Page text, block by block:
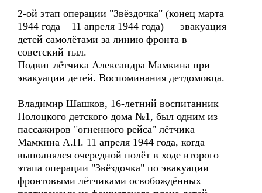
2-ой этап операции "Звёздочка" (конец марта
1944 года – 11 апреля 1944 года) — эвакуация
детей самолётами за линию фронта в
советский тыл.
Подвиг лётчика Александра Мамкина при
эвакуации детей. Воспоминания детдомовца.
Владимир Шашков, 16-летний воспитанник
Полоцкого детского дома №1, был одним из
пассажиров "огненного рейса" лётчика
Мамкина А.П. 11 апреля 1944 года, когда
выполнялся очередной полёт в ходе второго
этапа операции "Звёздочка" по эвакуации
фронтовыми лётчиками освобождённых